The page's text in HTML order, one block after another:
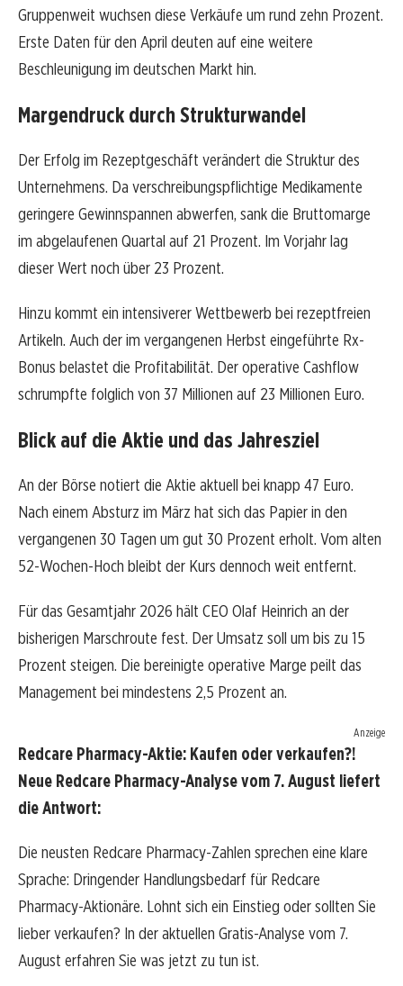
Gruppenweit wuchsen diese Verkäufe um rund zehn Prozent.
Erste Daten für den April deuten auf eine weitere
Beschleunigung im deutschen Markt hin.
Margendruck durch Strukturwandel
Der Erfolg im Rezeptgeschäft verändert die Struktur des
Unternehmens. Da verschreibungspflichtige Medikamente
geringere Gewinnspannen abwerfen, sank die Bruttomarge
im abgelaufenen Quartal auf 21 Prozent. Im Vorjahr lag
dieser Wert noch über 23 Prozent.
Hinzu kommt ein intensiverer Wettbewerb bei rezeptfreien
Artikeln. Auch der im vergangenen Herbst eingeführte Rx-
Bonus belastet die Profitabilität. Der operative Cashflow
schrumpfte folglich von 37 Millionen auf 23 Millionen Euro.
Blick auf die Aktie und das Jahresziel
An der Börse notiert die Aktie aktuell bei knapp 47 Euro.
Nach einem Absturz im März hat sich das Papier in den
vergangenen 30 Tagen um gut 30 Prozent erholt. Vom alten
52-Wochen-Hoch bleibt der Kurs dennoch weit entfernt.
Für das Gesamtjahr 2026 hält CEO Olaf Heinrich an der
bisherigen Marschroute fest. Der Umsatz soll um bis zu 15
Prozent steigen. Die bereinigte operative Marge peilt das
Management bei mindestens 2,5 Prozent an.
Anzeige
Redcare Pharmacy-Aktie: Kaufen oder verkaufen?!
Neue Redcare Pharmacy-Analyse vom 7. August liefert
die Antwort:
Die neusten Redcare Pharmacy-Zahlen sprechen eine klare
Sprache: Dringender Handlungsbedarf für Redcare
Pharmacy-Aktionäre. Lohnt sich ein Einstieg oder sollten Sie
lieber verkaufen? In der aktuellen Gratis-Analyse vom 7.
August erfahren Sie was jetzt zu tun ist.